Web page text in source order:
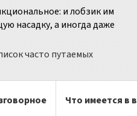
и лобзик им
насадку, а иногда даже
часто путаемых
Что имеется в